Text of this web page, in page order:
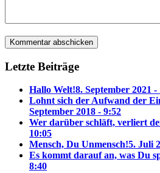
Letzte Beiträge
Hallo Welt!8. September 2021 -
Lohnt sich der Aufwand der
September 2018 - 9:52
Wer darüber schläft, verliert
10:05
Mensch, Du Unmensch!5. Juli
Es kommt darauf an, was Du
8:40